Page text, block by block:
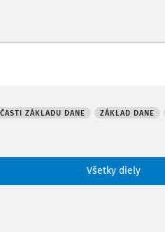
ZÁKLADU DANE ZÁKLAD DANE
Všetky diely